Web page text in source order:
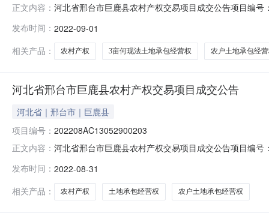
正文内容： 河北省邢台市巨鹿县农村产权交易项目成交公告项目编
式：协议转让交易年限：2020年成交价格：6000.00元合
发布时间： 2022-09-01
相关产品：
农村产权 3亩何现法土地承包经营权 农户土地承包经
河北省邢台市巨鹿县农村产权交易项目成交公告
河北省｜邢台市｜巨鹿县
项目编号： 202208AC13052900203
正文内容： 河北省邢台市巨鹿县农村产权交易项目成交公告项目编
方式：协议转让交易年限：2020年成交价格：400.00元
发布时间： 2022-08-31
相关产品：
农村产权 土地承包经营权 农户土地承包经营权